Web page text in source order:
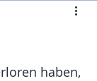
haben,